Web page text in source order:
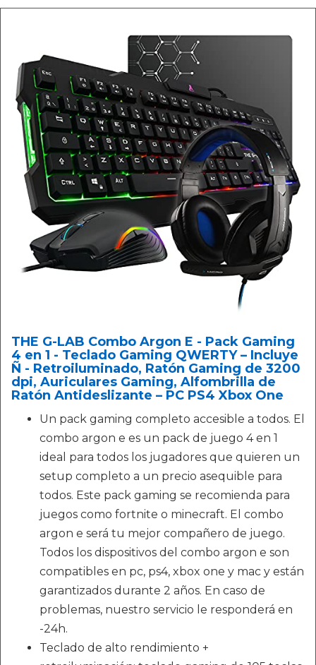
THE G-LAB Combo Argon E - Pack Gaming
4 en 1 - Teclado Gaming QWERTY – Incluye
Ñ - Retroiluminado, Ratón Gaming de 3200
dpi, Auriculares Gaming, Alfombrilla de
Ratón Antideslizante – PC PS4 Xbox One
Un pack gaming completo accesible a todos. El
combo argon e es un pack de juego 4 en 1
ideal para todos los jugadores que quieren un
setup completo a un precio asequible para
todos. Este pack gaming se recomienda para
juegos como fortnite o minecraft. El combo
argon e será tu mejor compañero de juego.
Todos los dispositivos del combo argon e son
compatibles en pc, ps4, xbox one y mac y están
garantizados durante 2 años. En caso de
problemas, nuestro servicio le responderá en
-24h.
Teclado de alto rendimiento +